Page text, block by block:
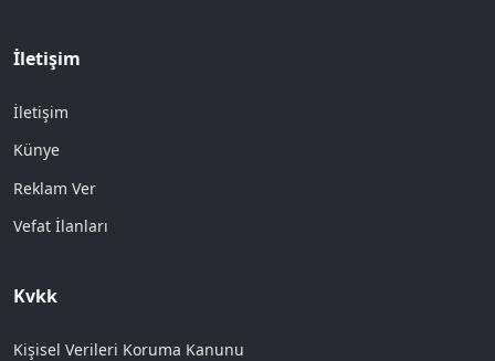
İletişim
İletişim
Künye
Reklam Ver
Vefat İlanları
Kvkk
Kişisel Verileri Koruma Kanunu